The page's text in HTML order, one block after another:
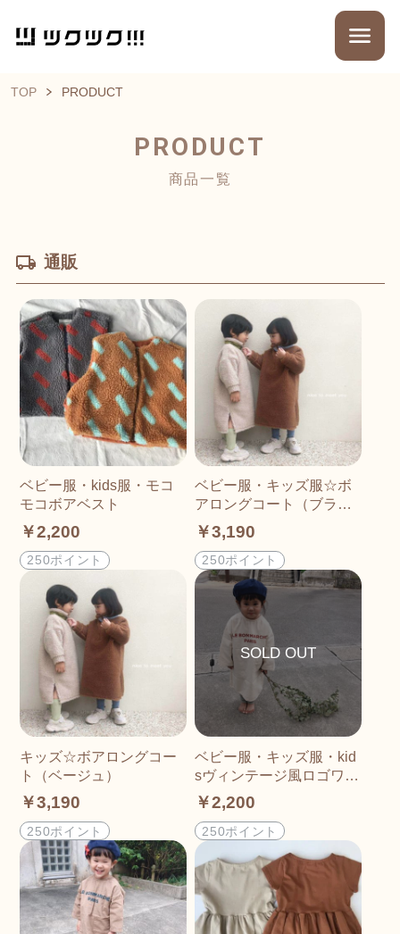
TOP PRODUCT
PRODUCT
商品一覧
通販
ベビー服・kids服・モコ
モコボアベスト
￥2,200
250ポイント
ベビー服・キッズ服☆ボ
アロングコート（ブラウ
ン）
￥3,190
250ポイント
キッズ☆ボアロングコー
ト（ベージュ）
￥3,190
250ポイント
ベビー服・キッズ服・kid
sヴィンテージ風ロゴワン
ピース☆カラーキナリ
￥2,200
250ポイント